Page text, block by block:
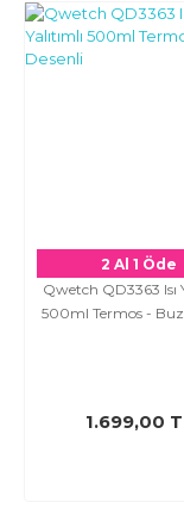
2 Al 1 Öde
Qwetch QD3363 Isı
500ml Termos - Buz
1.699,00